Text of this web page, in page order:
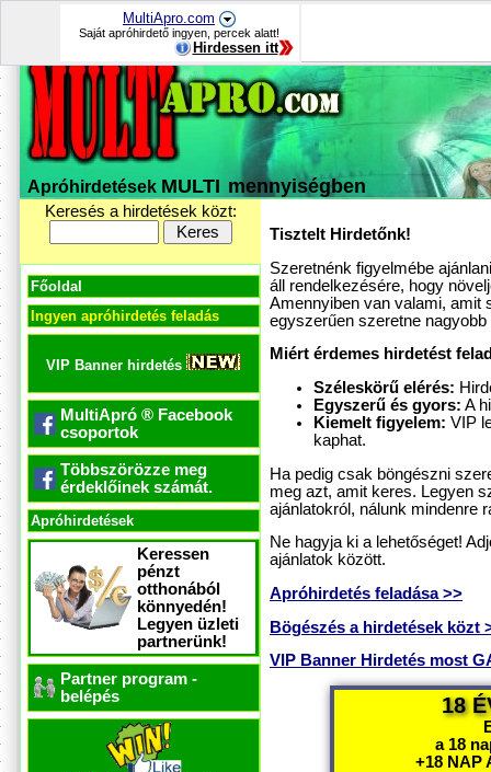
MultiApro.com
Saját apróhirdető ingyen, percek alatt!
Hirdessen itt
Apróhirdetések MULTI mennyiségben
Keresés a hirdetések közt:
Főoldal
Ingyen apróhirdetés feladás
VIP Banner hirdetés
MultiApró ® Facebook
csoportok
Többszörözze meg
érdeklőinek számát.
Apróhirdetések
Keressen
pénzt
otthonából
könnyedén!
Legyen üzleti
partnerünk!
Partner program -
belépés
Tisztelt Hirdetőnk!
Szeretnénk figyelmébe
áll rendelkezésére, hogy
Amennyiben van valami, amit
egyszerűen szeretne
Miért érdemes hirdetést
Széleskörű elérés:
Egyszerű és gyors: A
Kiemelt figyelem: VIP
kaphat.
Ha pedig csak böngészni
meg azt, amit keres. Legyen
ajánlatokról, nálunk mindenre
Ne hagyja ki a lehetőséget!
ajánlatok között.
Apróhirdetés feladása >>
Bögészés a hirdetések közt
VIP Banner Hirdetés most
18
a 18
+18 NAP